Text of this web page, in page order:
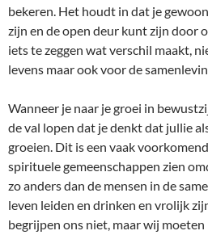
bekeren. Het houdt in dat je
zijn en de open deur kunt zijn door
iets te zeggen wat verschil maakt,
levens maar ook voor de
Wanneer je naar je groei in
de val lopen dat je denkt dat jullie
groeien. Dit is een vaak
spirituele gemeenschappen zien
zo anders dan de mensen in de
leven leiden en drinken en vrolijk
begrijpen ons niet, maar wij